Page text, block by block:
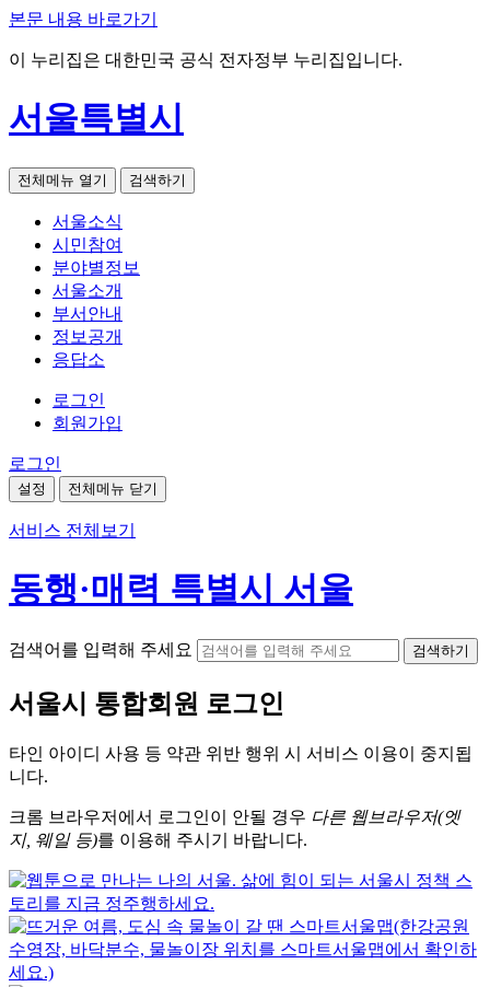
본문 내용 바로가기
이 누리집은 대한민국 공식 전자정부 누리집입니다.
서울특별시
전체메뉴 열기 검색하기
서울소식
시민참여
분야별정보
서울소개
부서안내
정보공개
응답소
로그인
회원가입
로그인
설정 전체메뉴 닫기
서비스 전체보기
동행·매력 특별시 서울
검색어를 입력해 주세요 검색하기
서울시 통합회원 로그인
타인 아이디 사용 등 약관 위반 행위 시 서비스 이용이 중지됩
니다.
크롬 브라우저에서 로그인이 안될 경우 다른 웹브라우저(엣
지, 웨일 등)를 이용해 주시기 바랍니다.